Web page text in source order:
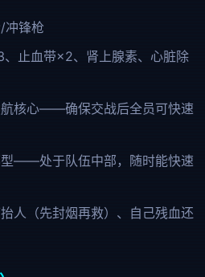
冲锋枪
、止血带×2、肾上腺素、心脏除
航核心——确保交战后全员可快速
型——处于队伍中部，随时能快速
人（先封烟再救）、自己残血还